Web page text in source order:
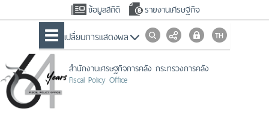
ข้อมูลสถิติ รายงานเศรษฐกิจ
เปลื่ยนการแสดงผล
สำนักงานเศรษฐกิจการคลัง กระทรวงการคลัง
Fiscal Policy Office